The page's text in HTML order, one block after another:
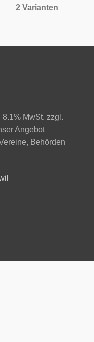
2 Varianten
MwSt. zzgl.
Angebot
Behörden